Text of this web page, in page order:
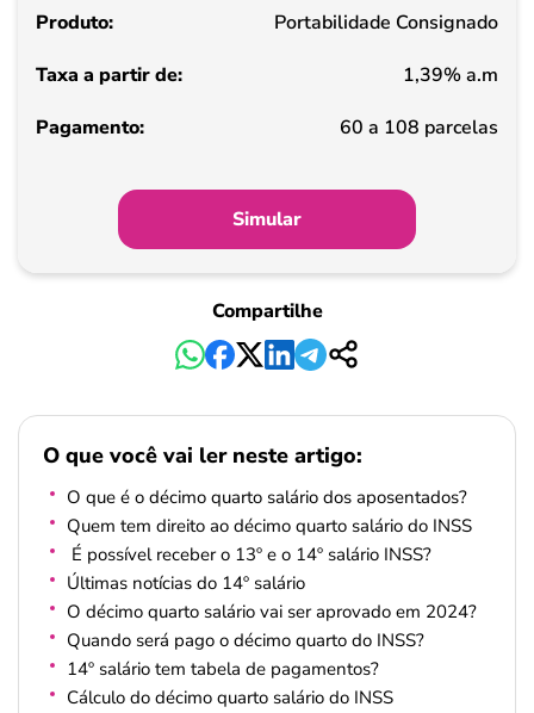
de
Pagamento
Portabilidade Consignado
1,39% a.m
60 a 108 parcelas
Simular
Compartilhe
O que você vai ler neste artigo:
O que é o décimo quarto salário dos aposentados?
Quem tem direito ao décimo quarto salário do INSS
É possível receber o 13º e o 14º salário INSS?
Últimas notícias do 14º salário
O décimo quarto salário vai ser aprovado em 2024?
Quando será pago o décimo quarto do INSS?
14º salário tem tabela de pagamentos?
Cálculo do décimo quarto salário do INSS